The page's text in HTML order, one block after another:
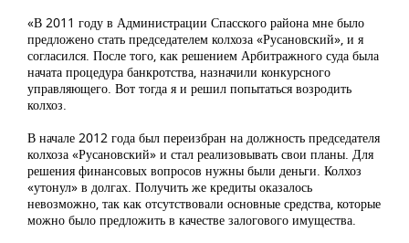
«В 2011 году в Администрации Спасского района мне было
предложено стать председателем колхоза «Русановский», и я
согласился. После того, как решением Арбитражного суда была
начата процедура банкротства, назначили конкурсного
управляющего. Вот тогда я и решил попытаться возродить
колхоз.
В начале 2012 года был переизбран на должность председателя
колхоза «Русановский» и стал реализовывать свои планы. Для
решения финансовых вопросов нужны были деньги. Колхоз
«утонул» в долгах. Получить же кредиты оказалось
невозможно, так как отсутствовали основные средства, которые
можно было предложить в качестве залогового имущества.